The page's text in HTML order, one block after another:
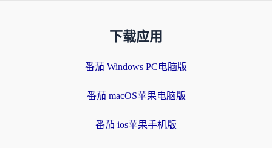
下载应用
番茄 Windows PC电脑版
番茄 macOS苹果电脑版
番茄 ios苹果手机版